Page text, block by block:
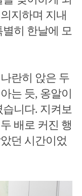
지하며 지내
히 한날에 모
란히 앉은 두
는 듯, 옹알이
니다. 지켜보
배로 커진 행
던 시간이었